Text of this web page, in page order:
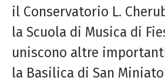
il Conservatorio L.
la Scuola di Musica di
uniscono altre
la Basilica di San